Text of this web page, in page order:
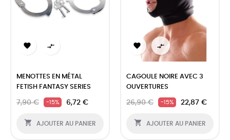
 
MENOTTES EN MÉTAL
FETISH FANTASY SERIES
7,90 € -15% 6,72 €
 AJOUTER AU PANIER
 
CAGOULE NOIRE AVEC 3
OUVERTURES
26,90 € -15% 22,87 €
 AJOUTER AU PANIER